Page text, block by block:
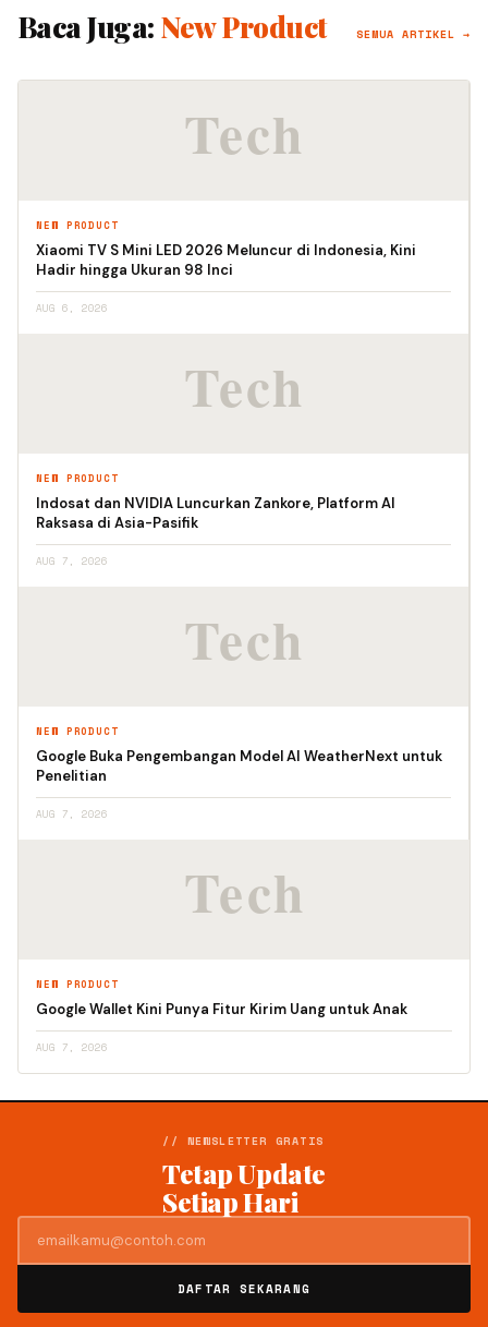
Baca Juga: New Product SEMUA ARTIKEL →
NEW PRODUCT
Xiaomi TV S Mini LED 2026 Meluncur di Indonesia, Kini
Hadir hingga Ukuran 98 Inci
AUG 6, 2026
NEW PRODUCT
Indosat dan NVIDIA Luncurkan Zankore, Platform AI
Raksasa di Asia-Pasifik
AUG 7, 2026
NEW PRODUCT
Google Buka Pengembangan Model AI WeatherNext untuk
Penelitian
AUG 7, 2026
NEW PRODUCT
Google Wallet Kini Punya Fitur Kirim Uang untuk Anak
AUG 7, 2026
// NEWSLETTER GRATIS
Tetap Update
Setiap Hari
DAFTAR SEKARANG